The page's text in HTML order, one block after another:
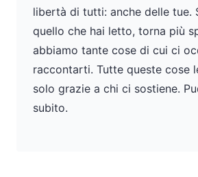
libertà di tutti: anche delle tue.
quello che hai letto, torna più
abbiamo tante cose di cui ci
raccontarti. Tutte queste cose
solo grazie a chi ci sostiene.
subito.